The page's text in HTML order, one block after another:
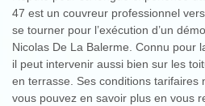
47 est un couvreur professionnel
se tourner pour l’exécution d’un
Nicolas De La Balerme. Connu pour
il peut intervenir aussi bien sur les
en terrasse. Ses conditions tarifaires
vous pouvez en savoir plus en vous